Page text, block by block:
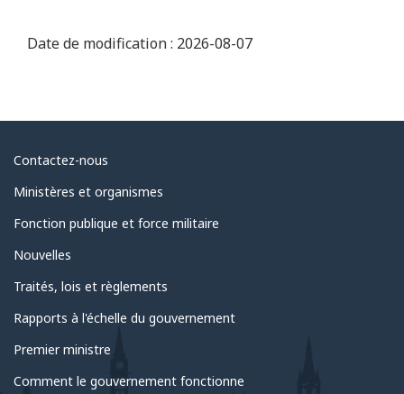
Date de modification : 2026-08-07
Au
sujet
du
gouvernement
Contactez-nous
Ministères et organismes
Fonction publique et force militaire
Nouvelles
Traités, lois et règlements
Rapports à l'échelle du gouvernement
Premier ministre
Comment le gouvernement fonctionne